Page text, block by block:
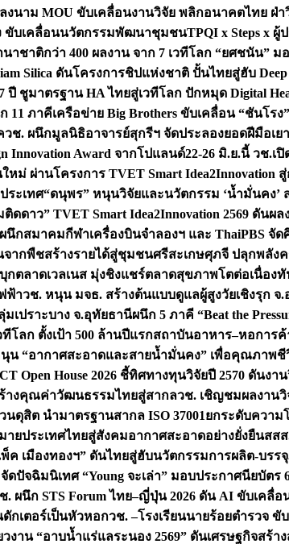
งนาม MOU ขับเคลื่อนงานวิจัย พลิกอนาคตไทย ฝ่
ขับเคลื่อนนวัตกรรมพัฒนาชุมชนTPQI x Steps x
าชาติกว่า 400 ผลงาน จาก 7 เวทีโลก “ยศชนัน” ม
Silica ดันโครงการชิปแห่งชาติ ปั้นไทยสู่ฮับ Deep
ปี ชูมาตรฐาน HA ไทยสู่เวทีโลก ปักหมุด Digital
11 ภาคีเครือข่าย Big Brothers ขับเคลื่อน “ชันโร
วช. ผนึกมูลนิธิอาจารย์สุกรีฯ จัดประลองยอดฝีมือเ
Innovation Award จากโปแลนด์22-26 มิ.ย.นี้ วช.เ
ม่ ผ่านโครงการ TVET Smart Idea2Innovation
ระเทศ“ดนุพร” หนุนวิจัยและนวัตกรรม ‘น้ำมั่นคง’
าว” TVET Smart Idea2Innovation 2569 ดันผล
นึกสมาคมกีฬาเครื่องบินจำลองฯ และ ThaiPBS จัด
ากพืชสร้างรายได้สู่ชุมชนศรีสะเกษศุภจี ปลุกพลังค
กตลาดเวลเนส มุ่งชิงแชร์ตลาดสุขภาพโตต่อเนื่องทั
ฟ้าวช. หนุน มจธ. สร้างต้นแบบดูแลผู้สูงวัยเชิงรุก จ
เปราะบาง จ.อุทัยธานีผนึก 5 ภาคี “Beat the
โลก ตั้งเป้า 500 ล้านปีแรกสถาบันอาหาร–หอการค้
น “อากาศสะอาดและสายน้ำมั่นคง” เพื่อคุณภาพ
Open House 2026 ชี้ทิศทางทุนวิจัยปี 2570 ดัน
างคุณค่าวัฒนธรรมไทยสู่สากลวช. เชิญชมผลงาน
ดุสิต นำมาตรฐานสากล ISO 37001ยกระดับควา
ยประเทศไทยสู่สังคมอากาศสะอาดอย่างยั่งยืนสสส
พ็ค เมืองทองฯ” ดันไทยสู่ฮับนวัตกรรมการผลิต-บร
ปัจฉิมนิเทศ “Young จะเล่า” มอบประกาศนียบัตร
. ผนึก STS Forum ไทย–ญี่ปุ่น 2026 ดัน AI ขับเคลื่
ดักเตอร์เป็นหัวหอกวช. –โรงเรียนนายร้อยตำรวจ
าน “อาบน้ำแร่แลระนอง 2569” ดันเศรษฐกิจสร้า